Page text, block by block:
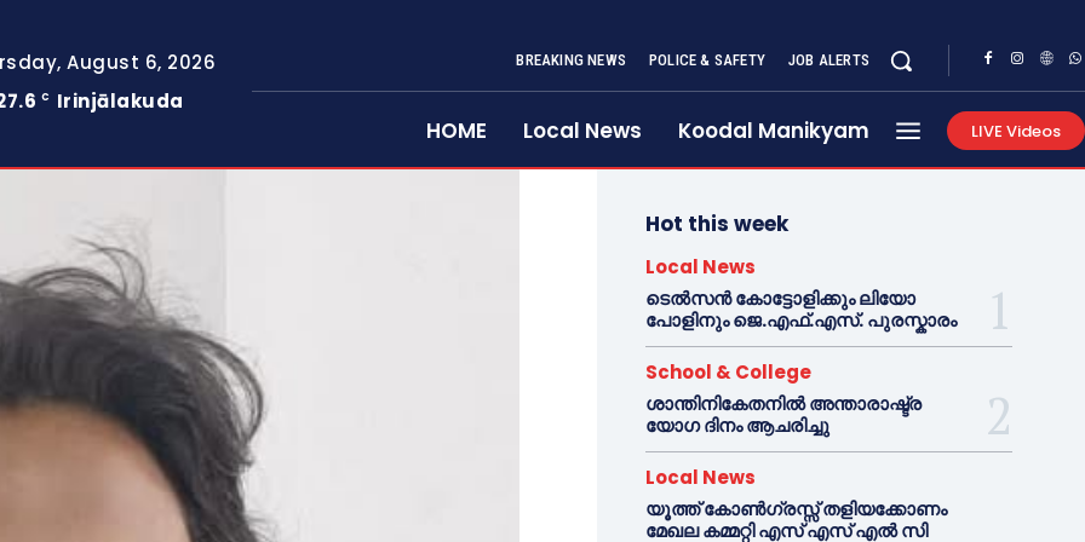
August 6, 2026
C Irinjālakuda
BREAKING NEWS POLICE & SAFETY JOB ALERTS
HOME Local News Koodal Manikyam LIVE Videos
Hot this week
Local News
ടെൽസൻ കോട്ടോളിക്കും ലിയോ
പോളിനും ജെ.എഫ്.എസ്. പുരസ്കാരം
School & College
ശാന്തിനികേതനിൽ അന്താരാഷ്ട്ര
യോഗ ദിനം ആചരിച്ചു
Local News
യൂത്ത് കോൺഗ്രസ്സ് തളിയക്കോണം
മേഖല കമ്മറ്റി എസ് എസ് എൽ സി